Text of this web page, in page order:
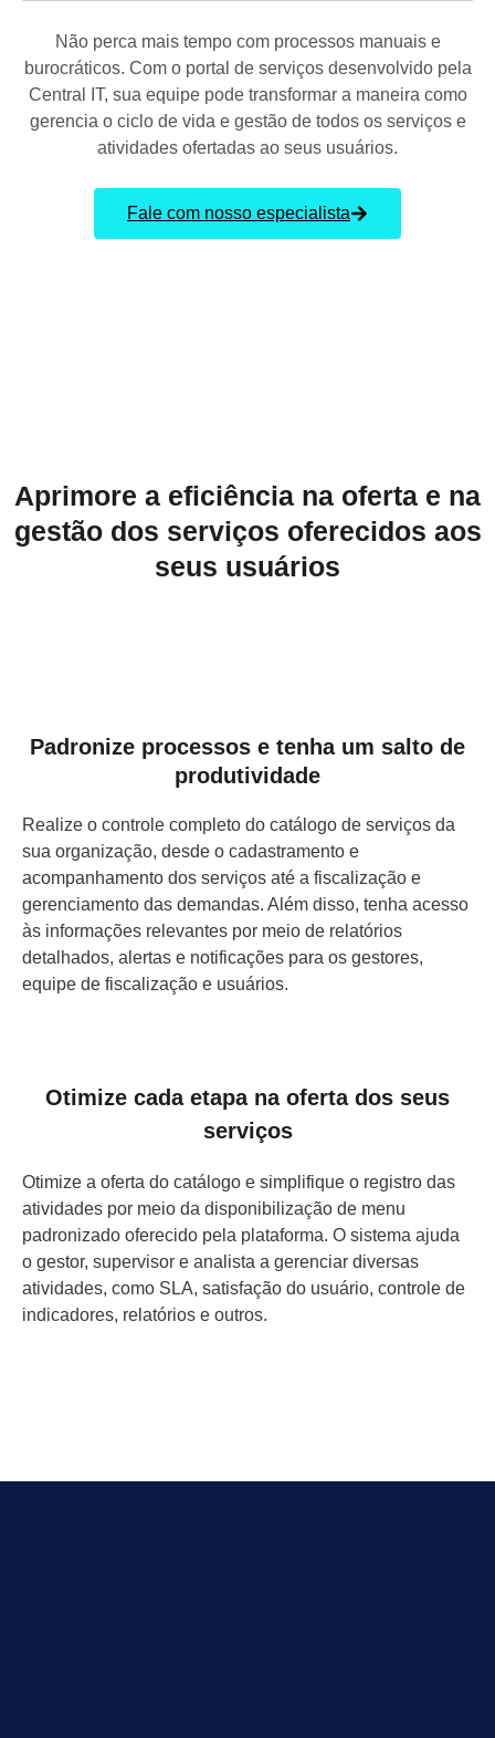
Não perca mais tempo com processos manuais e
burocráticos. Com o portal de serviços desenvolvido pela
Central IT, sua equipe pode transformar a maneira como
gerencia o ciclo de vida e gestão de todos os serviços e
atividades ofertadas ao seus usuários.
Fale com nosso especialista
Aprimore a eficiência na oferta e na
gestão dos serviços oferecidos aos
seus usuários
Padronize processos e tenha um salto de
produtividade
Realize o controle completo do catálogo de serviços da
sua organização, desde o cadastramento e
acompanhamento dos serviços até a fiscalização e
gerenciamento das demandas. Além disso, tenha acesso
às informações relevantes por meio de relatórios
detalhados, alertas e notificações para os gestores,
equipe de fiscalização e usuários.
Otimize cada etapa na oferta dos seus
serviços
Otimize a oferta do catálogo e simplifique o registro das
atividades por meio da disponibilização de menu
padronizado oferecido pela plataforma. O sistema ajuda
o gestor, supervisor e analista a gerenciar diversas
atividades, como SLA, satisfação do usuário, controle de
indicadores, relatórios e outros.